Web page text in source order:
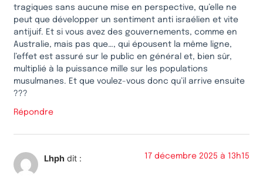
tragiques sans aucune mise en perspective, qu’elle ne
peut que développer un sentiment anti israélien et vite
antijuif. Et si vous avez des gouvernements, comme en
Australie, mais pas que…, qui épousent la même ligne,
l’effet est assuré sur le public en général et, bien sûr,
multiplié à la puissance mille sur les populations
musulmanes. Et que voulez-vous donc qu’il arrive ensuite
???
Répondre
Lhph dit : 17 décembre 2025 à 13h15